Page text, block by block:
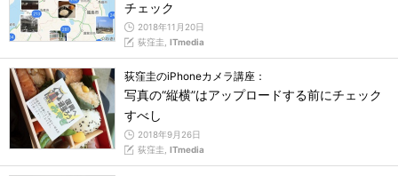
チェック
2018年11月20日
荻窪圭, ITmedia
荻窪圭のiPhoneカメラ講座：
写真の“縦横”はアップロードする前にチェック
すべし
2018年9月26日
荻窪圭, ITmedia